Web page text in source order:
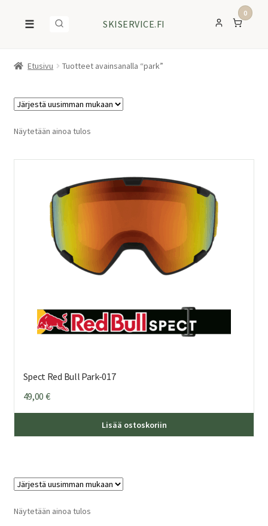
☰ SKISERVICE.FI
0
Etusivu Tuotteet avainsanalla “park”
Näytetään ainoa tulos
Spect Red Bull Park-017
49,00 €
Lisää ostoskoriin
Näytetään ainoa tulos